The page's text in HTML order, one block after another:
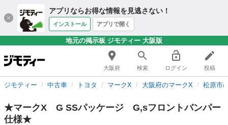
アプリならお得な情報を見逃さない！
インストール アプリで開く
地元の掲示板 ジモティー 大阪版
大阪府 検索 ログイン 投稿
ジモティー 中古車 トヨタ マークX 大阪府のマークX 松原市
★マークX G SSパッケージ G,sフロントバンパー
仕様★